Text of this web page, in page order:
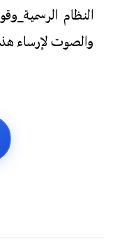
النظام الرسمية
والصوت لإرساء هذا